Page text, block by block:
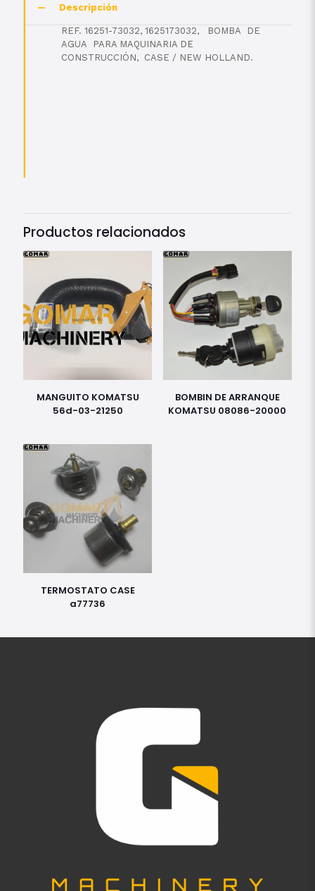
Descripción
REF. 16251-73032, 1625173032, BOMBA DE
AGUA PARA MAQUINARIA DE
CONSTRUCCIÓN, CASE / NEW HOLLAND.
Productos relacionados
MANGUITO KOMATSU
56d-03-21250
BOMBIN DE ARRANQUE
KOMATSU 08086-20000
TERMOSTATO CASE
a77736